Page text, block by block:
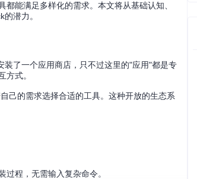
能满足多样化的需求。本文将从基础认知、
潜力。
了一个应用商店，只不过这里的"应用"都是专
方式。
己的需求选择合适的工具。这种开放的生态系
程，无需输入复杂命令。